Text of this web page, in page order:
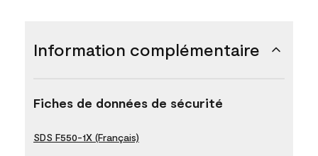
Information complémentaire
Fiches de données de sécurité
SDS F550-1X (Français)